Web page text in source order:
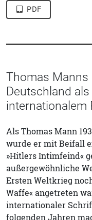
PDF
Thomas Manns
Deutschland
internationalem
Als Thomas Mann
wurde er mit Beifall
»Hitlers Intimfeind«
außergewöhnliche
Ersten Weltkrieg
Waffe« angetreten
internationaler
folgenden Jahren